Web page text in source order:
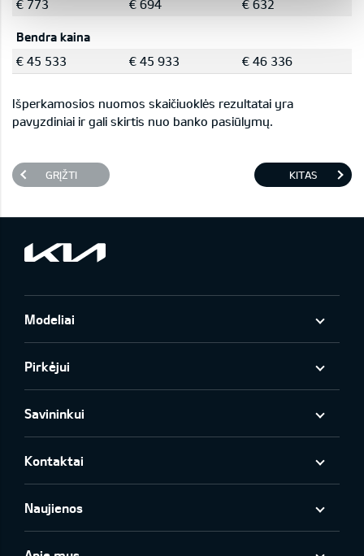
€ 773
€ 694 € 632
Bendra kaina
€ 45 533
€ 45 933 € 46 336
Išperkamosios nuomos skaičiuoklės rezultatai yra
pavyzdiniai ir gali skirtis nuo banko pasiūlymų.
GRĮŽTI KITAS
Modeliai
Pirkėjui
Savininkui
Kontaktai
Naujienos